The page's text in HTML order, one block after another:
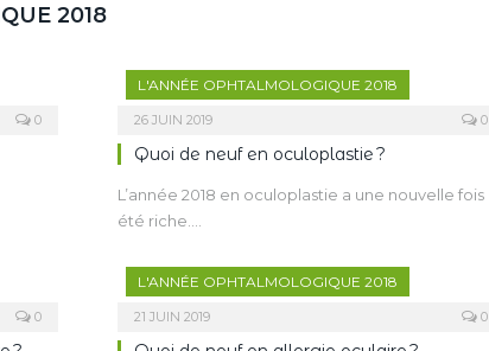
2018
0
L'ANNÉE OPHTALMOLOGIQUE 2018
26 JUIN 2019 0
Quoi de neuf en oculoplastie ?
L’année 2018 en oculoplastie a une nouvelle fois
été riche.…
0
L'ANNÉE OPHTALMOLOGIQUE 2018
21 JUIN 2019 0